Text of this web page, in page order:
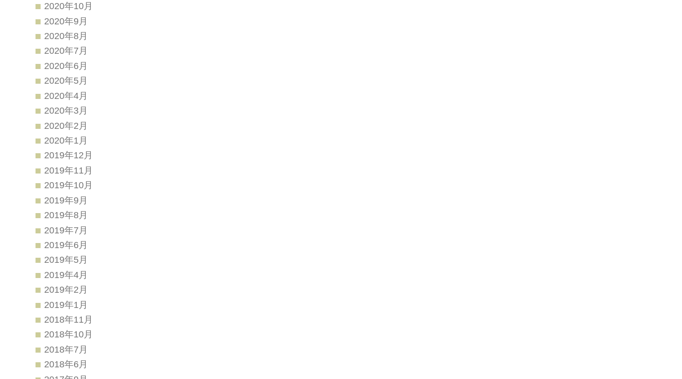
2020年10月
2020年9月
2020年8月
2020年7月
2020年6月
2020年5月
2020年4月
2020年3月
2020年2月
2020年1月
2019年12月
2019年11月
2019年10月
2019年9月
2019年8月
2019年7月
2019年6月
2019年5月
2019年4月
2019年2月
2019年1月
2018年11月
2018年10月
2018年7月
2018年6月